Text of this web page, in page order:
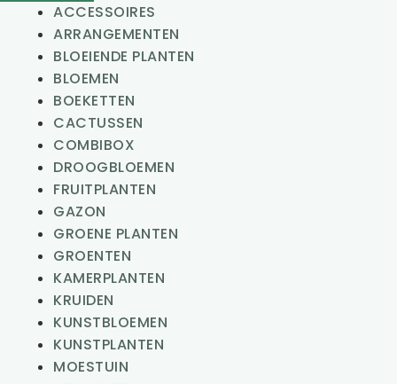
ACCESSOIRES
ARRANGEMENTEN
BLOEIENDE PLANTEN
BLOEMEN
BOEKETTEN
CACTUSSEN
COMBIBOX
DROOGBLOEMEN
FRUITPLANTEN
GAZON
GROENE PLANTEN
GROENTEN
KAMERPLANTEN
KRUIDEN
KUNSTBLOEMEN
KUNSTPLANTEN
MOESTUIN